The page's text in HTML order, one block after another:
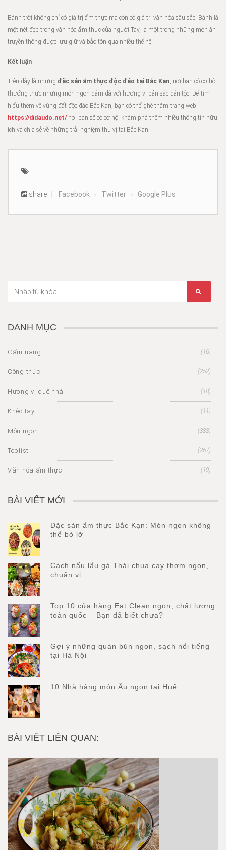
Bánh trời không chỉ có giá trị ẩm thực mà còn có giá trị văn hóa sâu sắc. Bánh là
một nét đẹp trong văn hóa ẩm thực của người Tày, là một trong những món ăn
truyền thống được lưu giữ và bảo tồn qua nhiều thế hệ.
Kết luận
Trên đây là những đặc sản ẩm thực độc đáo tại Bắc Kạn, nơi bạn có cơ hội
thưởng thức những món ngon đậm đà với hương vị bản sắc dân tộc. Để tìm
hiểu thêm về vùng đất độc đáo Bắc Kạn, bạn có thể ghé thăm trang web
https://didaudo.net/nơi bạn sẽ có cơ hội khám phá thêm nhiều thông tin hữu
ích và chia sẻ về những trải nghiệm thú vị tại Bắc Kạn.
share Facebook Twitter Google Plus
DANH MỤC
Cẩm nang (16)
Công thức (252)
Hương vị quê nhà (18)
Khéo tay (11)
Món ngon (383)
Toplist (267)
Văn hóa ẩm thực (19)
BÀI VIẾT MỚI
Đặc sản ẩm thực Bắc Kạn: Món ngon không
thể bỏ lỡ
Cách nấu lẩu gà Thái chua cay thơm ngon,
chuẩn vị
Top 10 cửa hàng Eat Clean ngon, chất lượng
toàn quốc – Bạn đã biết chưa?
Gợi ý những quán bún ngon, sạch nổi tiếng
tại Hà Nội
10 Nhà hàng món Âu ngon tại Huế
BÀI VIẾT LIÊN QUAN: